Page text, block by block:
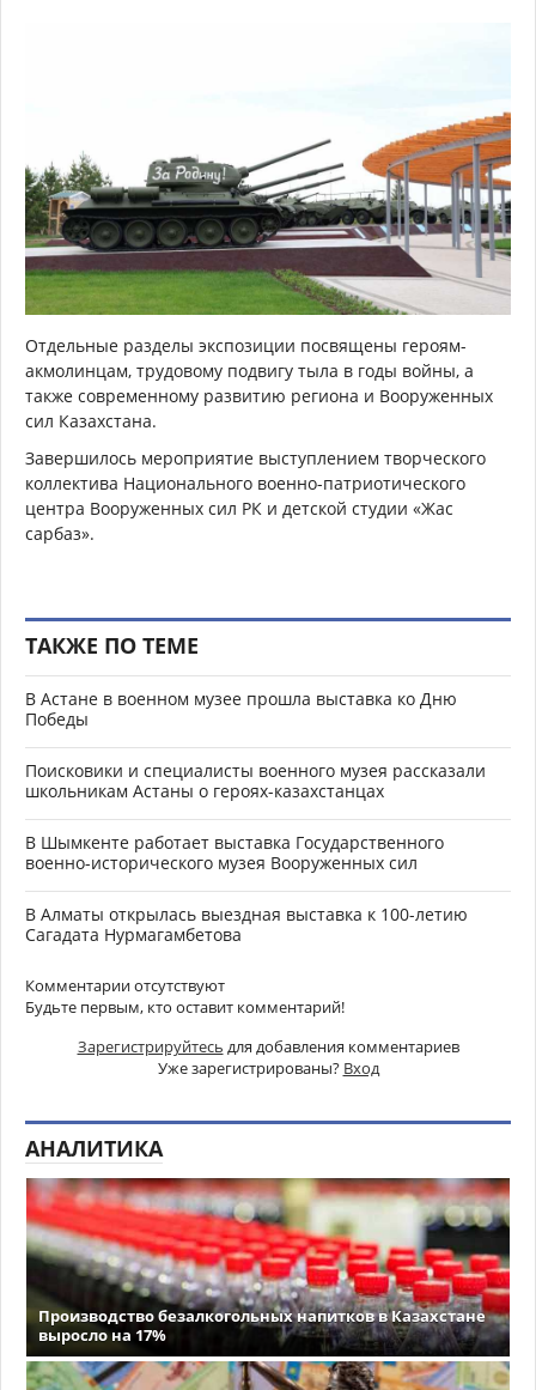
Отдельные разделы экспозиции посвящены героям-
акмолинцам, трудовому подвигу тыла в годы войны, а
также современному развитию региона и Вооруженных
сил Казахстана.
Завершилось мероприятие выступлением творческого
коллектива Национального военно-патриотического
центра Вооруженных сил РК и детской студии «Жас
сарбаз».
ТАКЖЕ ПО ТЕМЕ
В Астане в военном музее прошла выставка ко Дню
Победы
Поисковики и специалисты военного музея рассказали
школьникам Астаны о героях-казахстанцах
В Шымкенте работает выставка Государственного
военно-исторического музея Вооруженных сил
В Алматы открылась выездная выставка к 100-летию
Сагадата Нурмагамбетова
Комментарии отсутствуют
Будьте первым, кто оставит комментарий!
Зарегистрируйтесь для добавления комментариев
Уже зарегистрированы? Вход
АНАЛИТИКА
Производство безалкогольных напитков в Казахстане
выросло на 17%